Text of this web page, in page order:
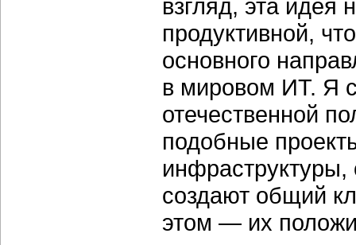
взгляд, эта идея
продуктивной,
основного
в мировом ИТ. Я
отечественной
подобные
создают общий
этом — их